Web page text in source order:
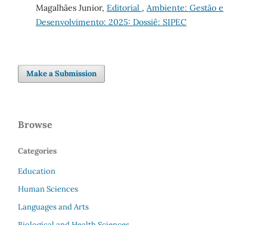
Magalhães Junior, Editorial , Ambiente: Gestão e
Desenvolvimento: 2025: Dossiê: SIPEC
Make a Submission
Browse
Categories
Education
Human Sciences
Languages and Arts